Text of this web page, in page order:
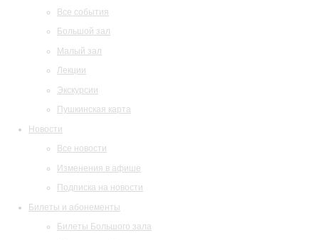
Все события
Большой зал
Малый зал
Лекции
Экскурсии
Пушкинская карта
Новости
Все новости
Изменения в афише
Подписка на новости
Билеты и абонементы
Билеты Большого зала